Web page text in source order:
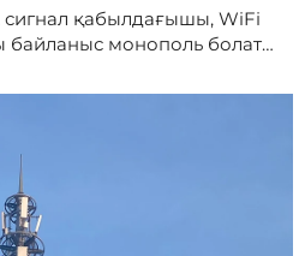
сигнал қабылдағышы, WiFi
байланыс монополь болат